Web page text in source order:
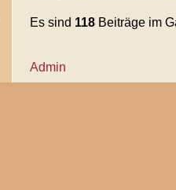
Es sind 118 Beiträge im
Admin